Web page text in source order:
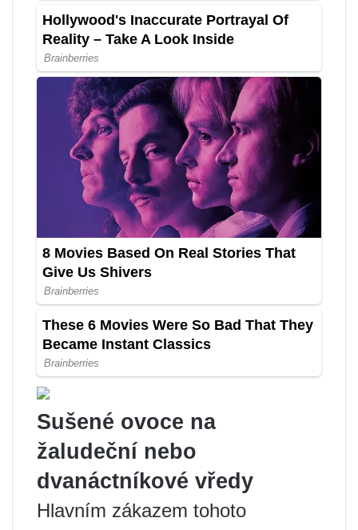
Sušené ovoce na
žaludeční nebo
dvanáctníkové vředy
Hlavním zákazem tohoto